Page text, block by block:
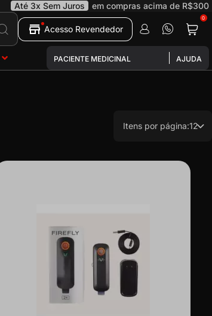
Até 3x Sem Juros em compras acima de R$300
PesquisaAcesso Revendedor
0
PACIENTE MEDICINAL AJUDA
Itens por página:12